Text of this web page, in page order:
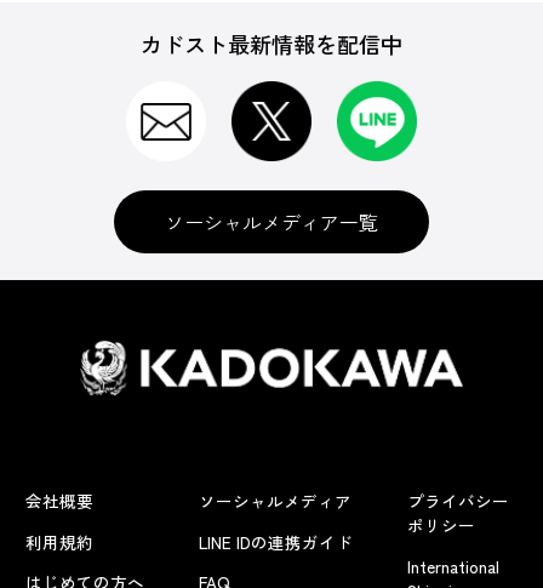
カドスト最新情報を配信中
ソーシャルメディア一覧
会社概要
利用規約
はじめての方へ
ソーシャルメディア
LINE IDの連携ガイド
FAQ
プライバシー
ポリシー
International